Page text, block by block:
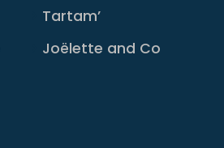
Tartam’
Joëlette and Co